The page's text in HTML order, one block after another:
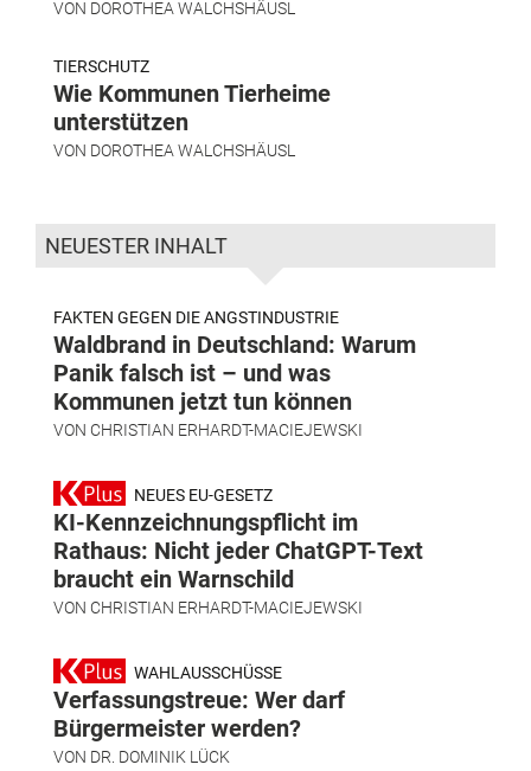
VON DOROTHEA WALCHSHÄUSL
TIERSCHUTZ
Wie Kommunen Tierheime
unterstützen
VON DOROTHEA WALCHSHÄUSL
NEUESTER INHALT
FAKTEN GEGEN DIE ANGSTINDUSTRIE
Waldbrand in Deutschland: Warum
Panik falsch ist – und was
Kommunen jetzt tun können
VON CHRISTIAN ERHARDT-MACIEJEWSKI
NEUES EU-GESETZ
KI-Kennzeichnungspflicht im
Rathaus: Nicht jeder ChatGPT-Text
braucht ein Warnschild
VON CHRISTIAN ERHARDT-MACIEJEWSKI
WAHLAUSSCHÜSSE
Verfassungstreue: Wer darf
Bürgermeister werden?
VON DR. DOMINIK LÜCK